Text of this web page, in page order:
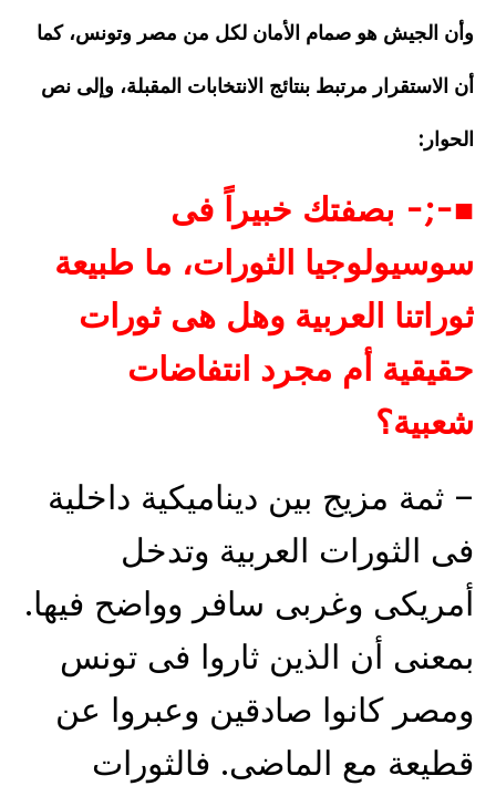
وأن الجيش هو صمام الأمان لكل من مصر وتونس، كما
أن الاستقرار مرتبط بنتائج الانتخابات المقبلة، وإلى نص
الحوار:
■-;- بصفتك خبيراً فى
سوسيولوجيا الثورات، ما طبيعة
ثوراتنا العربية وهل هى ثورات
حقيقية أم مجرد انتفاضات
شعبية؟
– ثمة مزيج بين ديناميكية داخلية
فى الثورات العربية وتدخل
أمريكى وغربى سافر وواضح فيها.
بمعنى أن الذين ثاروا فى تونس
ومصر كانوا صادقين وعبروا عن
قطيعة مع الماضى. فالثورات